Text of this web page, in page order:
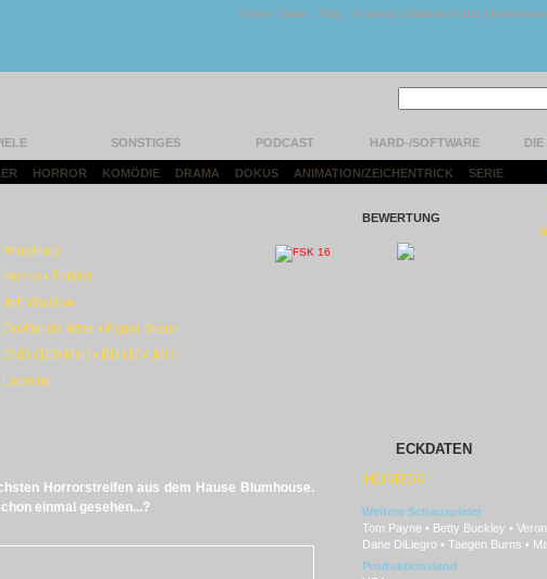
Unser Team | FAQ | Kontakt | Datenschutz |
SONSTIGES PODCAST HARD-/SOFTWARE DIE
HORROR KOMÖDIE DRAMA DOKUS ANIMATION/ZEICHENTRICK SERIE
Imaginary
Horror • Thriller
Jeff Wadlow
DeWanda Wise • Pyper Braun
DVD (100 Min) • BD (104 Min)
Leonine
BEWERTUNG
Horrorstreifen aus dem Hause Blumhouse.
einmal gesehen...?
ECKDATEN
HORROR
Weitere Schauspieler
Tom Payne • Betty Buckley •
Dane DiLiegro • Taegen Burns •
Produktionsland